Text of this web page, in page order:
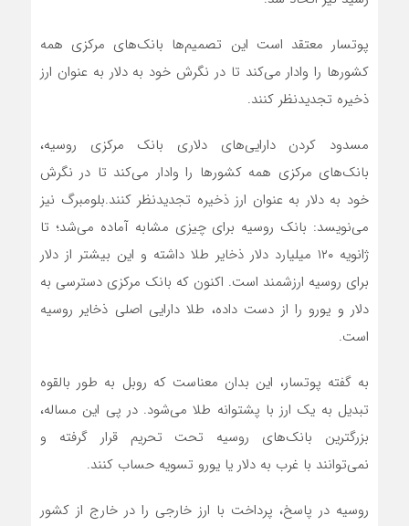
پوتسار معتقد است این تصمیم‌ها بانک‌های مرکزی همه
کشورها را وادار می‌کند تا در نگرش خود به دلار به عنوان ارز
ذخیره تجدیدنظر کنند.
مسدود کردن دارایی‌های دلاری بانک مرکزی روسیه،
بانک‌های مرکزی همه کشورها را وادار می‌کند تا در نگرش
خود به دلار به عنوان ارز ذخیره تجدیدنظر کنند.بلومبرگ نیز
می‌نویسد: بانک روسیه برای چیزی مشابه آماده می‌شد؛ تا
ژانویه ۱۲۰ میلیارد دلار ذخایر طلا داشته و این بیشتر از دلار
برای روسیه ارزشمند است. اکنون که بانک مرکزی دسترسی به
دلار و یورو را از دست داده، طلا دارایی اصلی ذخایر روسیه
است.
به گفته پوتسار، این بدان معناست که روبل به طور بالقوه
تبدیل به یک ارز با پشتوانه طلا می‌شود. در پی این مساله،
بزرگترین بانک‌های روسیه تحت تحریم قرار گرفته و
نمی‌توانند با غرب به دلار یا یورو تسویه حساب کنند.
روسیه در پاسخ، پرداخت با ارز خارجی را در خارج از کشور